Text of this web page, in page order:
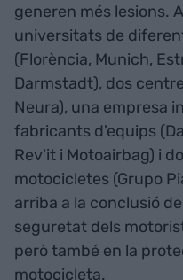
generen més lesions.
universitats de
(Florència, Munich,
Darmstadt), dos
Neura), una empresa
fabricants d'equips
Rev'it i Motoairbag) i
motocicletes (Grupo
arriba a la conclusió
seguretat dels
però també en la
motocicleta.